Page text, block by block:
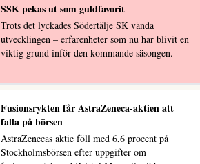
SSK pekas ut som guldfavorit
Trots det lyckades Södertälje SK vända
utvecklingen – erfarenheter som nu har blivit en
viktig grund inför den kommande säsongen.
Fusionsrykten får AstraZeneca-aktien att
falla på börsen
AstraZenecas aktie föll med 6,6 procent på
Stockholmsbörsen efter uppgifter om